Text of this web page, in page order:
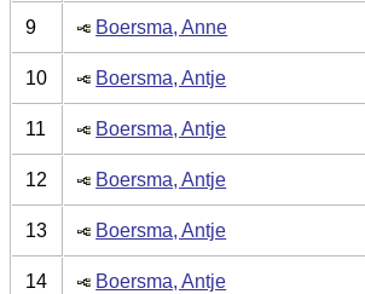
9 Boersma, Anne
10 Boersma, Antje
11 Boersma, Antje
12 Boersma, Antje
13 Boersma, Antje
14 Boersma, Antje